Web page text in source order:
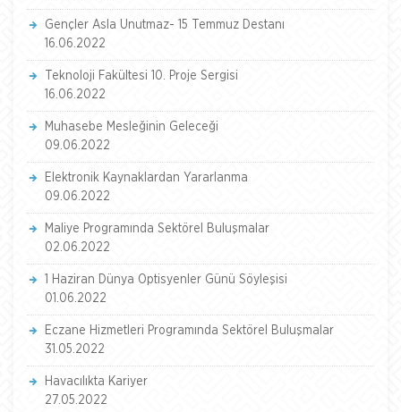
Gençler Asla Unutmaz- 15 Temmuz Destanı
16.06.2022
Teknoloji Fakültesi 10. Proje Sergisi
16.06.2022
Muhasebe Mesleğinin Geleceği
09.06.2022
Elektronik Kaynaklardan Yararlanma
09.06.2022
Maliye Programında Sektörel Buluşmalar
02.06.2022
1 Haziran Dünya Optisyenler Günü Söyleşisi
01.06.2022
Eczane Hizmetleri Programında Sektörel Buluşmalar
31.05.2022
Havacılıkta Kariyer
27.05.2022